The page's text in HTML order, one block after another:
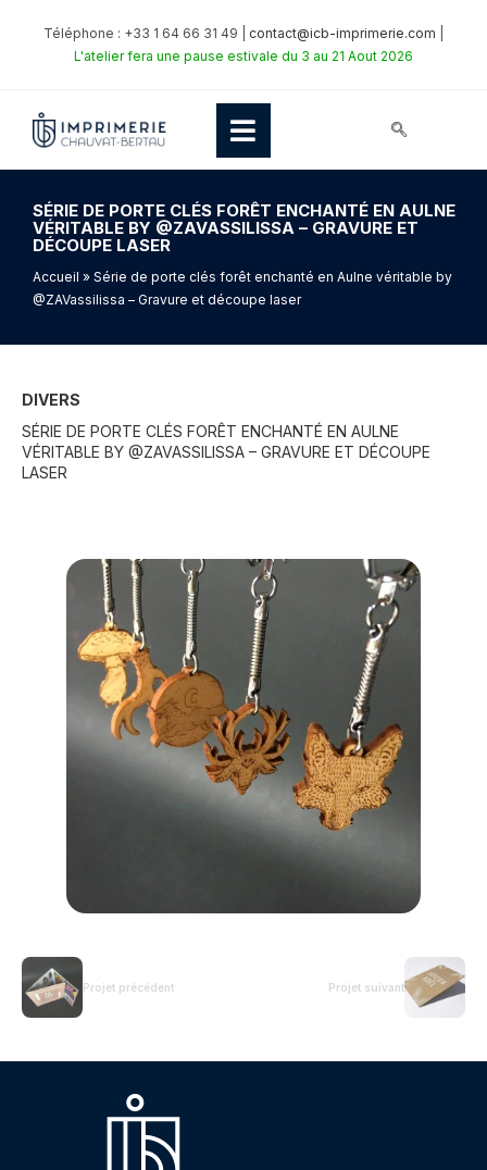
Téléphone : +33 1 64 66 31 49 | contact@icb-imprimerie.com
L'atelier fera une pause estivale du 3 au 21 Aout 2026
SÉRIE DE PORTE CLÉS FORÊT ENCHANTÉ EN AULNE
VÉRITABLE BY @ZAVASSILISSA – GRAVURE ET
DÉCOUPE LASER
Accueil » Série de porte clés forêt enchanté en Aulne véritable by
@ZAVassilissa – Gravure et découpe laser
DIVERS
SÉRIE DE PORTE CLÉS FORÊT ENCHANTÉ EN AULNE
VÉRITABLE BY @ZAVASSILISSA – GRAVURE ET DÉCOUPE
LASER
Projet précédent Projet suivant